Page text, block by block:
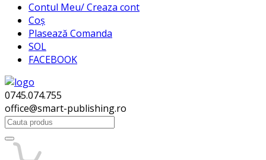
Contul Meu/ Creaza cont
Coș
Plasează Comanda
SOL
FACEBOOK
0745.074.755
office@smart-publishing.ro
Search
for: